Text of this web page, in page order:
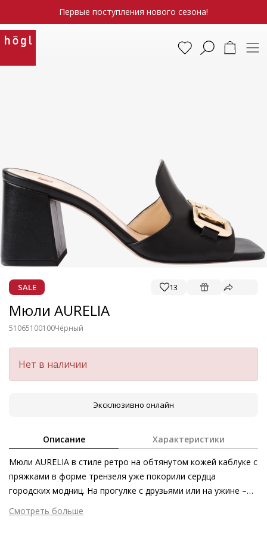
Первые поступления нового сезона!
SALE 13
Мюли AURELIA
51065100100Чёрный
Нет в наличии
Эксклюзивно онлайн
Описание Характеристики
Мюли AURELIA в стиле ретро на обтянутом кожей каблуке с
пряжками в форме трензеля уже покорили сердца
городских модниц. На прогулке с друзьями или на ужине –
стильное очарование мюлей, изготовленных этичными
методами на экологически безопасном производстве,
Смотреть больше